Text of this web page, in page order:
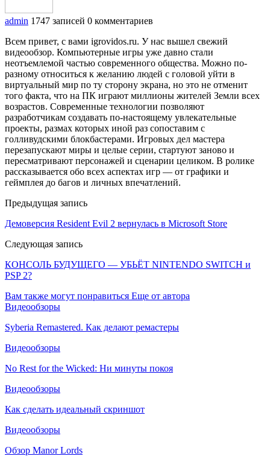
admin 1747 записей 0 комментариев
Всем привет, с вами igrovidos.ru. У нас вышел свежий
видеообзор. Компьютерные игры уже давно стали
неотъемлемой частью современного общества. Можно по-
разному относиться к желанию людей с головой уйти в
виртуальный мир по ту сторону экрана, но это не отменит
того факта, что на ПК играют миллионы жителей Земли всех
возрастов. Современные технологии позволяют
разработчикам создавать по-настоящему увлекательные
проекты, размах которых иной раз сопоставим с
голливудскими блокбастерами. Игровых дел мастера
перезапускают миры и целые серии, стартуют заново и
пересматривают персонажей и сценарии целиком. В ролике
рассказывается обо всех аспектах игр — от графики и
геймплея до багов и личных впечатлений.
Предыдущая запись
Демоверсия Resident Evil 2 вернулась в Microsoft Store
Следующая запись
КОНСОЛЬ БУДУЩЕГО — УБЬЁТ NINTENDO SWITCH и
PSP 2?
Вам также могут понравиться Еще от автора
Видеообзоры
Syberia Remastered. Как делают ремастеры
Видеообзоры
No Rest for the Wicked: Ни минуты покоя
Видеообзоры
Как сделать идеальный скриншот
Видеообзоры
Обзор Manor Lords